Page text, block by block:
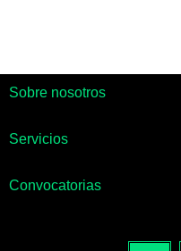
Sobre nosotros
Servicios
Convocatorias